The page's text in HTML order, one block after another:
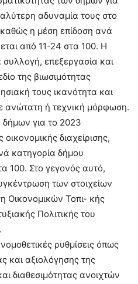
αδυναμία τους στο
καθώς η μέση επίδοση ανά
από 11-24 στα 100. Η
επεξεργασία και
της βιωσιμότητας
τους ικανότητα και
ανώτατη ή τεχνική μόρφωση.
για το 2023
οικονομικής διαχείρισης,
κατηγορία δήμου
100. Στο γεγονός αυτό,
των στοιχείων
Οικονομικών Τοπι- κής
Πολιτικής του
ρυθμίσεις όπως
και αξιολόγησης της
διαθεσιμότητας ανοιχτών